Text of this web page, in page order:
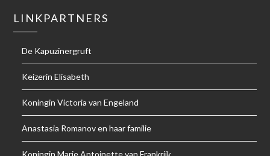
LINKPARTNERS
De Kapuzinergruft
Keizerin Elisabeth
Koningin Victoria van Engeland
Anastasia Romanov en haar familie
Koningin Marie Antoinette van Frankrijk